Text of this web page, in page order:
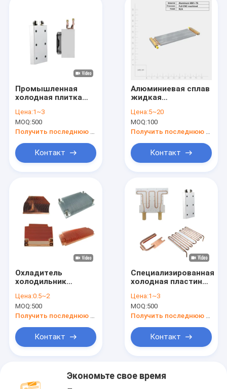
Промышленная
холодная плитка
высокоточные
электронные
устройства на заказ
Цена:1~3
MOQ:500
Контакт
Алюминиевая сплав
жидкая
плита теплоотводы
с пониженным
давлением и
Цена:5~20
MOQ:100
Контакт
Охладитель
холодильник
холодная плита
Специализированная
система
Цена:0.5~2
MOQ:500
Получить последнюю цену
Контакт
Специализированная
холодная пластина
анодирующая
замороженная
теплоотводная
Цена:1~3
MOQ:500
Получить последнюю цену
Контакт
Экономьте свое время